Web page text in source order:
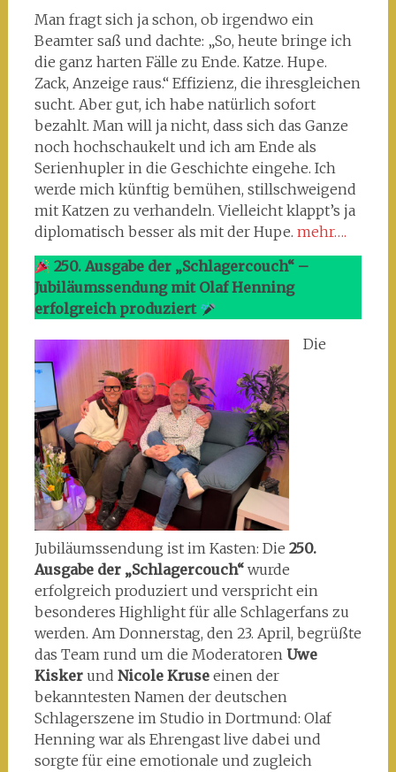
Man fragt sich ja schon, ob irgendwo ein
Beamter saß und dachte: „So, heute bringe ich
die ganz harten Fälle zu Ende. Katze. Hupe.
Zack, Anzeige raus.“ Effizienz, die ihresgleichen
sucht. Aber gut, ich habe natürlich sofort
bezahlt. Man will ja nicht, dass sich das Ganze
noch hochschaukelt und ich am Ende als
Serienhupler in die Geschichte eingehe. Ich
werde mich künftig bemühen, stillschweigend
mit Katzen zu verhandeln. Vielleicht klappt’s ja
diplomatisch besser als mit der Hupe. mehr….
250. Ausgabe der „Schlagercouch“ –
Jubiläumssendung mit Olaf Henning
erfolgreich produziert
Die
Jubiläumssendung ist im Kasten: Die 250.
Ausgabe der „Schlagercouch“wurde
erfolgreich produziert und verspricht ein
besonderes Highlight für alle Schlagerfans zu
werden. Am Donnerstag, den 23. April, begrüßte
das Team rund um die Moderatoren Uwe
Kiskerund Nicole Kruseeinen der
bekanntesten Namen der deutschen
Schlagerszene im Studio in Dortmund: Olaf
Henning war als Ehrengast live dabei und
sorgte für eine emotionale und zugleich